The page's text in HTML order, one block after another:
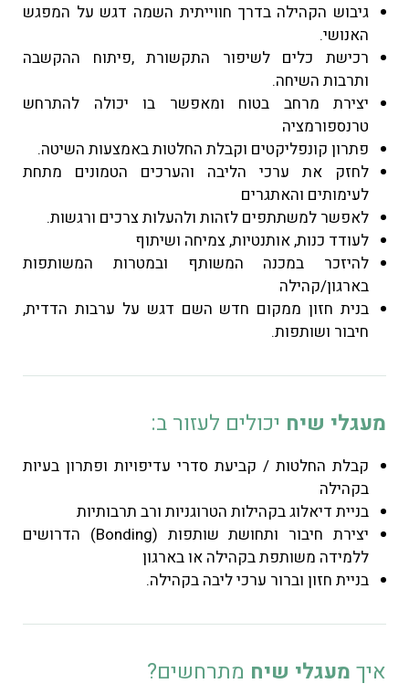
גיבוש הקהילה בדרך חווייתית השמה דגש על המפגש
האנושי.
רכישת כלים לשיפור התקשורת ,פיתוח ההקשבה
ותרבות השיחה.
יצירת מרחב בטוח ומאפשר בו יכולה להתרחש
טרנספורמציה
פתרון קונפליקטים וקבלת החלטות באמצעות השיטה.
לחזק את ערכי הליבה והערכים הטמונים מתחת
לעימותים והאתגרים
לאפשר למשתתפים לזהות ולהעלות צרכים ורגשות.
לעודד כנות, אותנטיות, צמיחה ושיתוף
להיזכר במכנה המשותף ובמטרות המשותפות
בארגון/קהילה
בנית חזון ממקום חדש השם דגש על ערבות הדדית,
חיבור ושותפות.
מעגלי שיח יכולים לעזור ב:
קבלת החלטות / קביעת סדרי עדיפויות ופתרון בעיות
בקהילה
בניית דיאלוג בקהילות הטרוגניות ורב תרבותיות
יצירת חיבור ותחושת שותפות (Bonding) הדרושים
ללמידה משותפת בקהילה או בארגון
בניית חזון וברור ערכי ליבה בקהילה.
איך מעגלי שיח מתרחשים?